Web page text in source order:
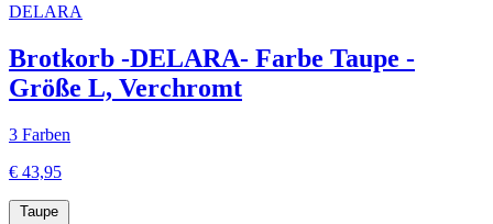
DELARA
Brotkorb -DELARA- Farbe Taupe -
Größe L, Verchromt
3 Farben
€ 43,95
Taupe